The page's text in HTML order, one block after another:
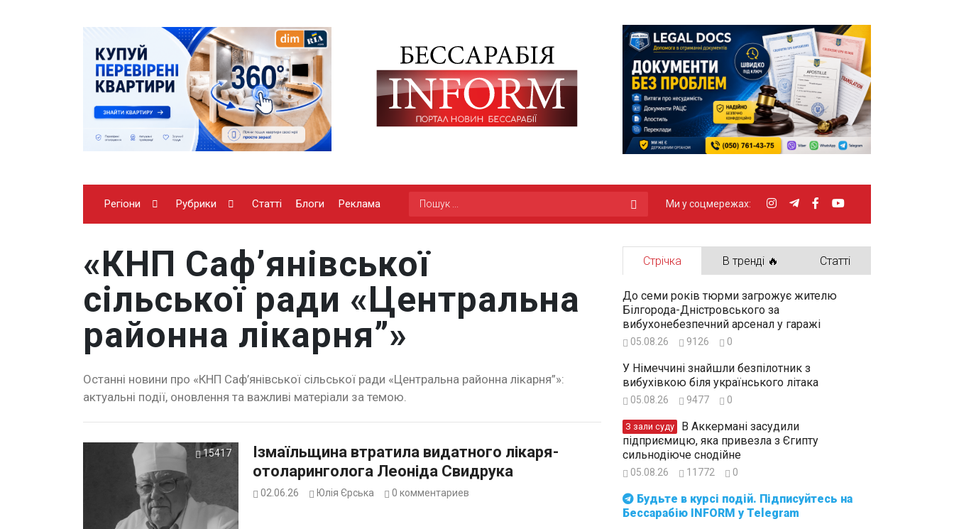
Регіони Рубрики Статті Блоги Реклама Ми у соцмережах:
«КНП Саф’янівської
сільської ради «Центральна
районна лікарня”»
Останні новини про «КНП Саф’янівської сільської ради «Центральна районна лікарня”»:
актуальні події, оновлення та важливі матеріали за темою.
15417
Ізмаїльщина втратила видатного лікаря-
отоларинголога Леоніда Свидрука
02.06.26 Юлія Єрська 0 комментариев
Стрічка В тренді 🔥 Статті
Бессарабію INFORM у Telegram
До семи років тюрми загрожує жителю
Білгорода-Дністровського за
вибухонебезпечний арсенал у гаражі
05.08.26 9126 0
У Німеччині знайшли безпілотник з
вибухівкою біля українського літака
05.08.26 9477 0
З зали суду
підприємицю, яка привезла з Єгипту
сильнодіюче снодійне
05.08.26 11772 0